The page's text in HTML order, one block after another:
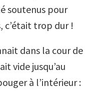
soutenus pour
c’était trop dur !
dans la cour de
vide jusqu’au
à l’intérieur :